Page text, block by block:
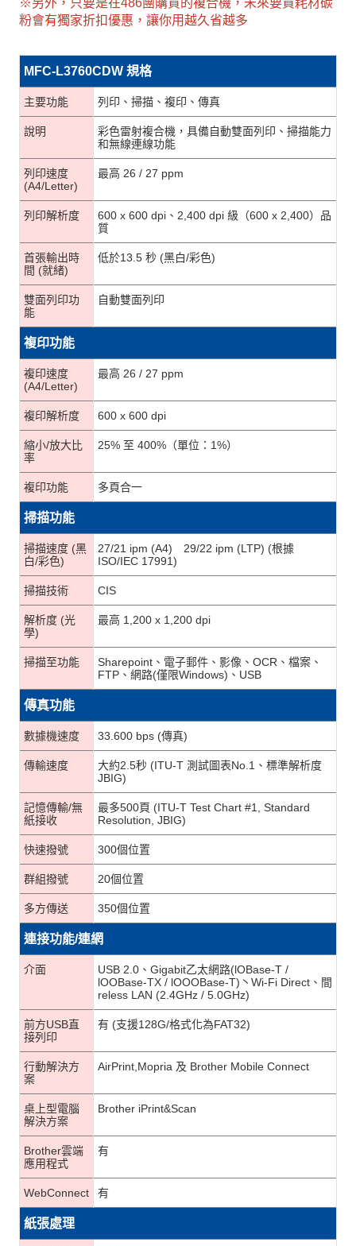
粉會有獨家折扣優惠，讓你用越久省越多
MFC-L3760CDW 規格
主要功能 列印、掃描、複印、傳真
說明
彩色雷射複合機，具備自動雙面列印、掃描能力
和無線連線功能
列印速度
(A4/Letter)
最高 26 / 27 ppm
列印解析度
600 x 600 dpi、2,400 dpi 級（600 x 2,400）品
質
首張輸出時
間 (就緒)
低於13.5 秒 (黑白/彩色)
雙面列印功
能
自動雙面列印
複印功能
複印速度
(A4/Letter)
最高 26 / 27 ppm
複印解析度 600 x 600 dpi
縮小/放大比
率
25% 至 400%（單位：1%）
複印功能 多頁合一
掃描功能
掃描速度 (黑
白/彩色)
27/21 ipm (A4) 29/22 ipm (LTP) (根據
ISO/IEC 17991)
掃描技術 CIS
解析度 (光
學)
最高 1,200 x 1,200 dpi
掃描至功能
Sharepoint、電子郵件、影像、OCR、檔案、
FTP、網路(僅限Windows)、USB
傳真功能
數據機速度 33.600 bps (傳真)
傳輸速度
大約2.5秒 (ITU-T 測試圖表No.1、標準解析度
JBIG)
記憶傳輸/無
紙接收
最多500頁 (ITU-T Test Chart #1, Standard
Resolution, JBIG)
快速撥號 300個位置
群組撥號 20個位置
多方傳送 350個位置
連接功能/連網
介面
USB 2.0、Gigabit乙太網路(lOBase-T /
lOOBase-TX / lOOOBase-T)丶Wi-Fi Direct、間
reless LAN (2.4GHz / 5.0GHz)
前方USB直
接列印
有 (支援128G/格式化為FAT32)
行動解決方
案
AirPrint,Mopria 及 Brother Mobile Connect
桌上型電腦
解決方案
Brother iPrint&Scan
Brother雲端
應用程式
有
WebConnect 有
紙張處理